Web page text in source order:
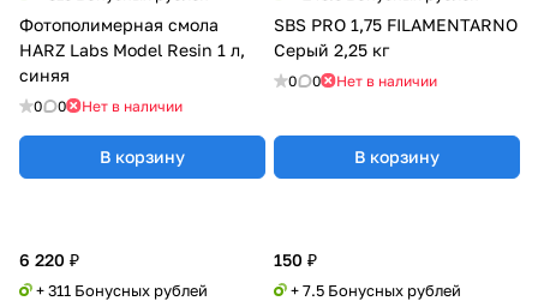
Фотополимерная смола
HARZ Labs Model Resin 1 л,
синяя
0 0 Нет в наличии
В корзину
SBS PRO 1,75 FILAMENTARNO
Серый 2,25 кг
0 0 Нет в наличии
В корзину
6 220 ₽
+ 311 Бонусных рублей
150 ₽
+ 7.5 Бонусных рублей